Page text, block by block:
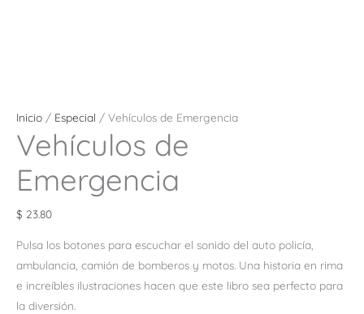
Inicio / Especial / Vehículos de Emergencia
Vehículos de
Emergencia
$ 23.80
Pulsa los botones para escuchar el sonido del auto policía,
ambulancia, camión de bomberos y motos. Una historia en rima
e increíbles ilustraciones hacen que este libro sea perfecto para
la diversión.